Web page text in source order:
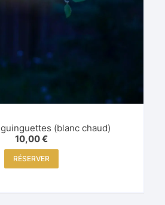
(blanc chaud)
10,00€
RÉSERVER